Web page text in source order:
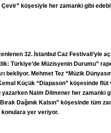
Çevir” köşesiyle her zamanki gibi
32. İstanbul Caz Festivali’yle
Türkiye’de Müzisyenin Durumu”
bekliyor. Mehmet Tez “Müzik
Küçük “Diapason” köşesinde
yazarken Naim Dilmener her zamanki
Dağınık Kalsın” köşesinde tüm
konulara yer veriyor.